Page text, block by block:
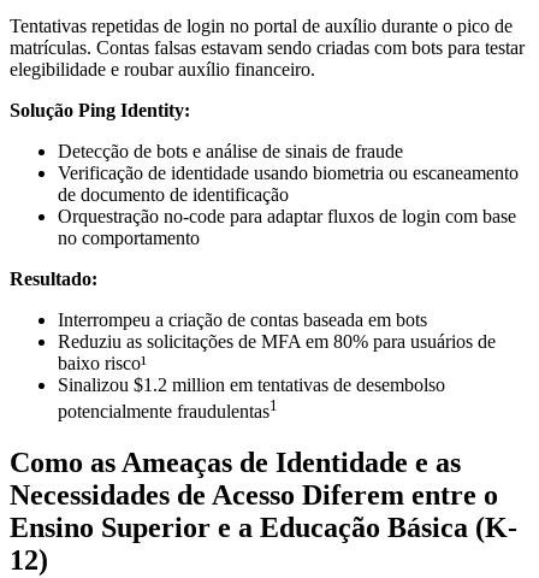
Tentativas repetidas de login no portal de auxílio durante o pico de
matrículas. Contas falsas estavam sendo criadas com bots para testar
elegibilidade e roubar auxílio financeiro.
Solução Ping Identity:
Detecção de bots e análise de sinais de fraude
Verificação de identidade usando biometria ou escaneamento
de documento de identificação
Orquestração no-code para adaptar fluxos de login com base
no comportamento
Resultado:
Interrompeu a criação de contas baseada em bots
Reduziu as solicitações de MFA em 80% para usuários de
baixo risco¹
Sinalizou $1.2 million em tentativas de desembolso
potencialmente fraudulentas1
Como as Ameaças de Identidade e as
Necessidades de Acesso Diferem entre o
Ensino Superior e a Educação Básica (K-
12)